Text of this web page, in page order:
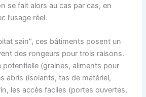
se fait alors au cas par cas, en
l’usage réel.
sain”, ces bâtiments posent un
des rongeurs pour trois raisons.
potentielle (graines, aliments pour
abris (isolants, tas de matériel,
les accès faciles (portes ouvertes,